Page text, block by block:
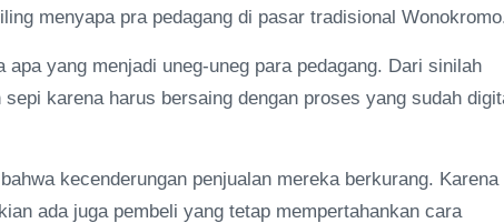
menyapa pra pedagang di pasar tradisional
yang menjadi uneg-uneg para pedagang. Dari sinilah
karena harus bersaing dengan proses yang sudah
kecenderungan penjualan mereka berkurang. Karena
ada juga pembeli yang tetap mempertahankan cara